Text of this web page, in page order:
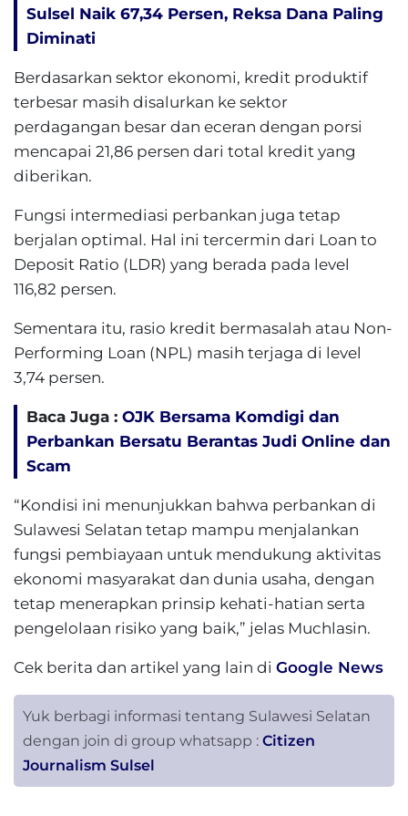
Sulsel Naik 67,34 Persen, Reksa Dana Paling
Diminati
Berdasarkan sektor ekonomi, kredit produktif
terbesar masih disalurkan ke sektor
perdagangan besar dan eceran dengan porsi
mencapai 21,86 persen dari total kredit yang
diberikan.
Fungsi intermediasi perbankan juga tetap
berjalan optimal. Hal ini tercermin dari Loan to
Deposit Ratio (LDR) yang berada pada level
116,82 persen.
Sementara itu, rasio kredit bermasalah atau Non-
Performing Loan (NPL) masih terjaga di level
3,74 persen.
Baca Juga : OJK Bersama Komdigi dan
Perbankan Bersatu Berantas Judi Online dan
Scam
“Kondisi ini menunjukkan bahwa perbankan di
Sulawesi Selatan tetap mampu menjalankan
fungsi pembiayaan untuk mendukung aktivitas
ekonomi masyarakat dan dunia usaha, dengan
tetap menerapkan prinsip kehati-hatian serta
pengelolaan risiko yang baik,” jelas Muchlasin.
Cek berita dan artikel yang lain di Google News
Yuk berbagi informasi tentang Sulawesi Selatan
dengan join di group whatsapp : Citizen
Journalism Sulsel